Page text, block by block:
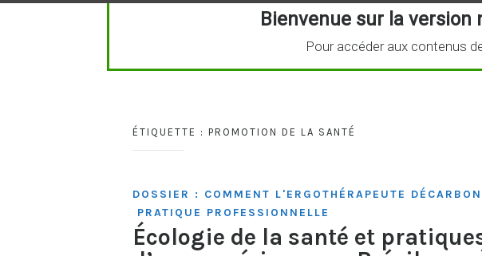
Bienvenue sur la
Pour accéder aux contenus
ÉTIQUETTE : PROMOTION DE LA SANTÉ
DOSSIER : COMMENT L'ERGOTHÉRAPEUTE
PRATIQUE PROFESSIONNELLE
Écologie de la santé et